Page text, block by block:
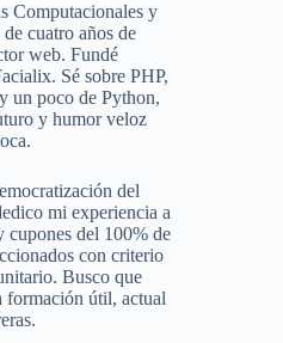
Computacionales y
cuatro años de
web. Fundé
Sé sobre PHP,
un poco de Python,
y humor veloz
del
mi experiencia a
cupones del 100% de
con criterio
Busco que
formación útil, actual